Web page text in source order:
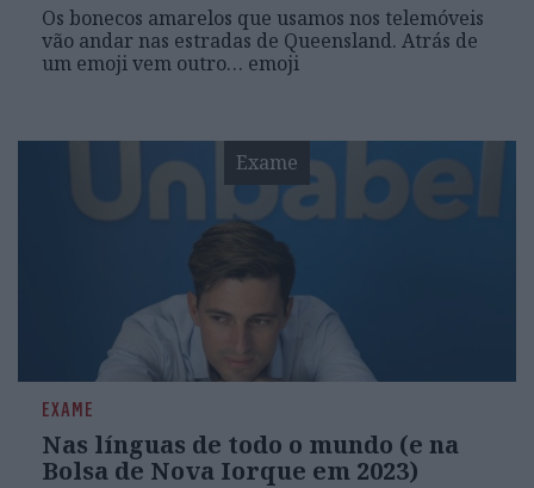
Os bonecos amarelos que usamos nos telemóveis
vão andar nas estradas de Queensland. Atrás de
um emoji vem outro… emoji
Exame
EXAME
Nas línguas de todo o mundo (e na
Bolsa de Nova Iorque em 2023)